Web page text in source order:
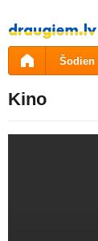
Pāriet
uz
saturu
Šodien
Kino